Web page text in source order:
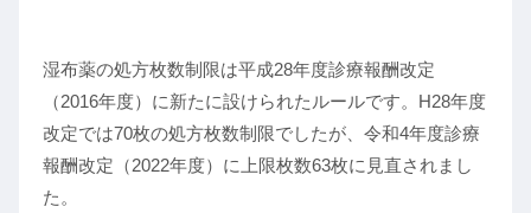
湿布薬の処方枚数制限は平成28年度診療報酬改定
（2016年度）に新たに設けられたルールです。H28年度
改定では70枚の処方枚数制限でしたが、令和4年度診療
報酬改定（2022年度）に上限枚数63枚に見直されまし
た。